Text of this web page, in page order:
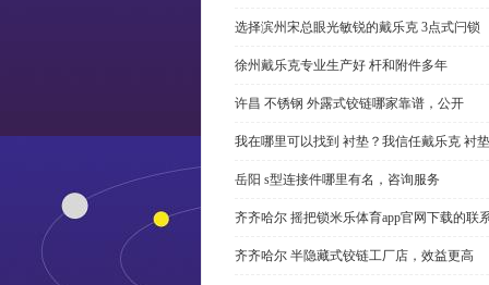
选择滨州宋总眼光敏锐的戴乐克 3点式闩锁
徐州戴乐克专业生产好 杆和附件多年
许昌 不锈钢 外露式铰链哪家靠谱，公开
我在哪里可以找到 衬垫？我信任戴乐克 衬
岳阳 s型连接件哪里有名，咨询服务
齐齐哈尔 摇把锁米乐体育app官网下载的联
齐齐哈尔 半隐藏式铰链工厂店，效益更高